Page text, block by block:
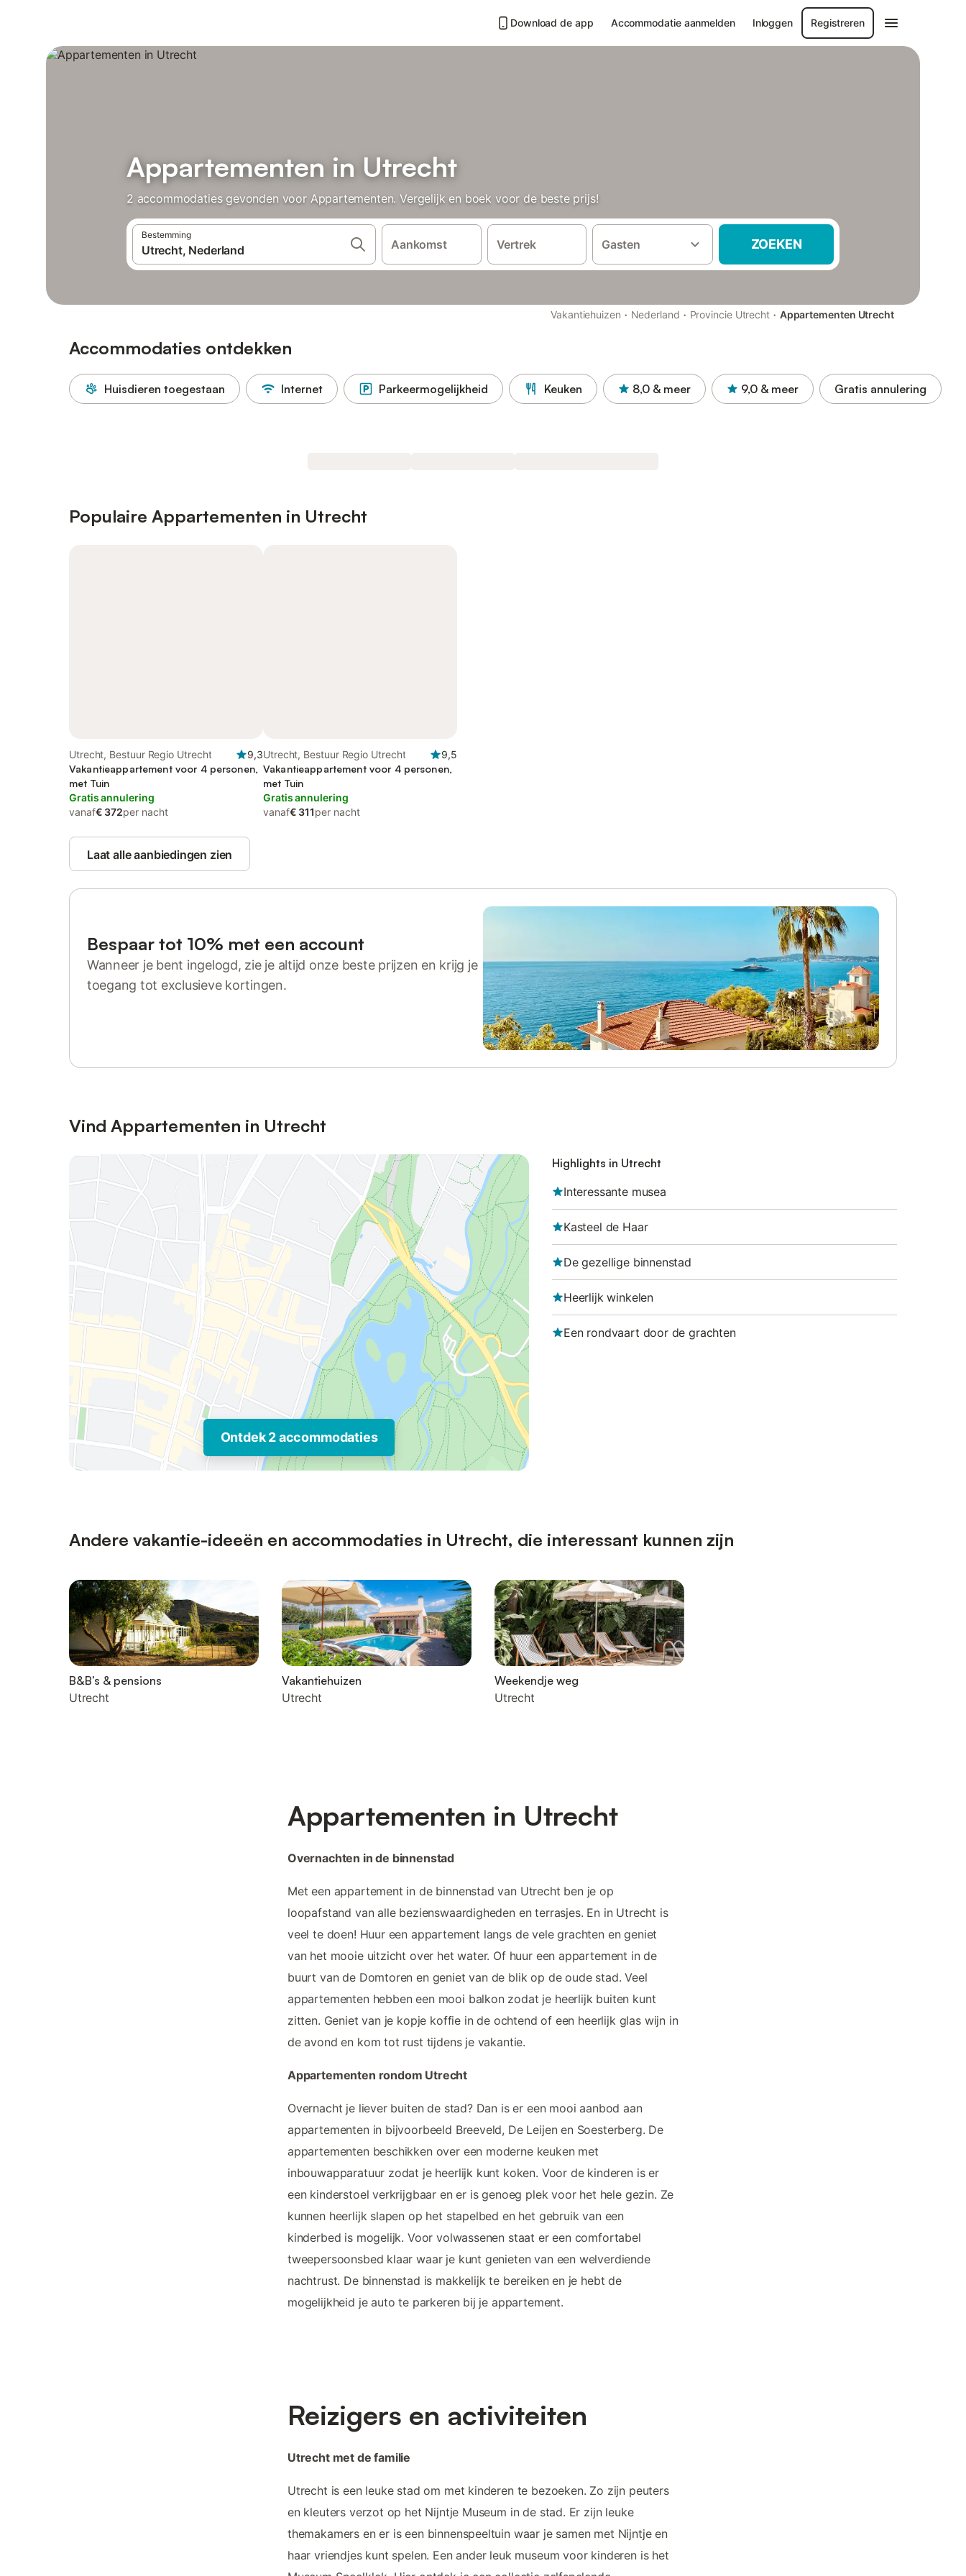
Download de app Accommodatie aanmelden Inloggen Registreren
Appartementen in Utrecht
2 accommodaties gevonden voor Appartementen. Vergelijk en boek voor de beste prijs!
Bestemming
Aankomst Vertrek Gasten ZOEKEN
Vakantiehuizen · Nederland · Provincie Utrecht · Appartementen Utrecht
Accommodaties ontdekken
Huisdieren toegestaan Internet Parkeermogelijkheid Keuken 8,0 & meer 9,0 & meer Gratis annulering
Populaire Appartementen in Utrecht
Utrecht, Bestuur Regio Utrecht
9,3
Vakantieappartement voor 4 personen,
met Tuin
Gratis annulering
vanaf€ 372per nacht
Utrecht, Bestuur Regio Utrecht
9,5
Vakantieappartement voor 4 personen,
met Tuin
Gratis annulering
vanaf€ 311per nacht
Laat alle aanbiedingen zien
Bespaar tot 10% met een account
Wanneer je bent ingelogd, zie je altijd onze beste prijzen en krijg je
toegang tot exclusieve kortingen.
Vind Appartementen in Utrecht
Ontdek 2 accommodaties
Highlights in Utrecht
Interessante musea
Kasteel de Haar
De gezellige binnenstad
Heerlijk winkelen
Een rondvaart door de grachten
Andere vakantie-ideeën en accommodaties in Utrecht, die interessant kunnen zijn
B&B’s & pensions
Utrecht
Vakantiehuizen
Utrecht
Weekendje weg
Utrecht
Appartementen in Utrecht
Overnachten in de binnenstad
Met een appartement in de binnenstad van Utrecht ben je op
loopafstand van alle bezienswaardigheden en terrasjes. En in Utrecht is
veel te doen! Huur een appartement langs de vele grachten en geniet
van het mooie uitzicht over het water. Of huur een appartement in de
buurt van de Domtoren en geniet van de blik op de oude stad. Veel
appartementen hebben een mooi balkon zodat je heerlijk buiten kunt
zitten. Geniet van je kopje koffie in de ochtend of een heerlijk glas wijn in
de avond en kom tot rust tijdens je vakantie.
Appartementen rondom Utrecht
Overnacht je liever buiten de stad? Dan is er een mooi aanbod aan
appartementen in bijvoorbeeld Breeveld, De Leijen en Soesterberg. De
appartementen beschikken over een moderne keuken met
inbouwapparatuur zodat je heerlijk kunt koken. Voor de kinderen is er
een kinderstoel verkrijgbaar en er is genoeg plek voor het hele gezin. Ze
kunnen heerlijk slapen op het stapelbed en het gebruik van een
kinderbed is mogelijk. Voor volwassenen staat er een comfortabel
tweepersoonsbed klaar waar je kunt genieten van een welverdiende
nachtrust. De binnenstad is makkelijk te bereiken en je hebt de
mogelijkheid je auto te parkeren bij je appartement.
Reizigers en activiteiten
Utrecht met de familie
Utrecht is een leuke stad om met kinderen te bezoeken. Zo zijn peuters
en kleuters verzot op het Nijntje Museum in de stad. Er zijn leuke
themakamers en er is een binnenspeeltuin waar je samen met Nijntje en
haar vriendjes kunt spelen. Een ander leuk museum voor kinderen is het